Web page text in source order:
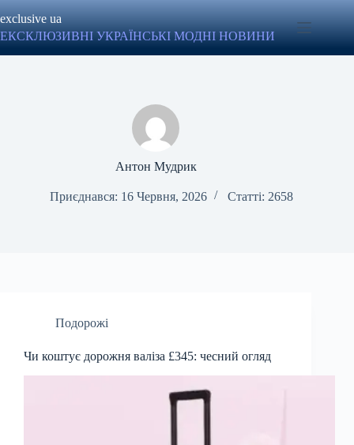
до
вмісту
exclusive ua
ЕКСКЛЮЗИВНІ УКРАЇНСЬКІ МОДНІ НОВИНИ
Антон Мудрик
Приєднався: 16 Червня, 2026 Статті: 2658
Подорожі
Чи коштує дорожня валіза £345: чесний огляд